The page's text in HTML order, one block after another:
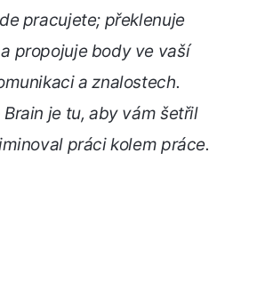
pracujete; překlenuje
propojuje body ve vaší
a znalostech.
je tu, aby vám šetřil
práci kolem práce.